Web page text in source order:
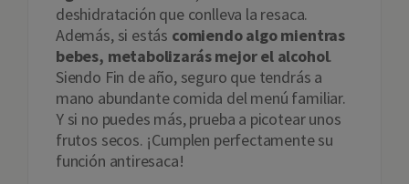
deshidratación que conlleva la resaca.
Además, si estás comiendo algo mientras
bebes, metabolizarás mejor el alcohol.
Siendo Fin de año, seguro que tendrás a
mano abundante comida del menú familiar.
Y si no puedes más, prueba a picotear unos
frutos secos. ¡Cumplen perfectamente su
función antiresaca!